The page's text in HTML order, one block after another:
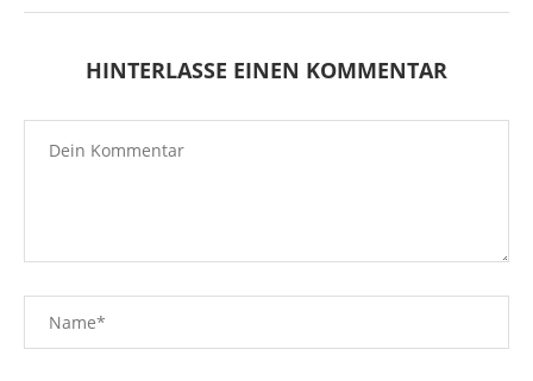
HINTERLASSE EINEN KOMMENTAR